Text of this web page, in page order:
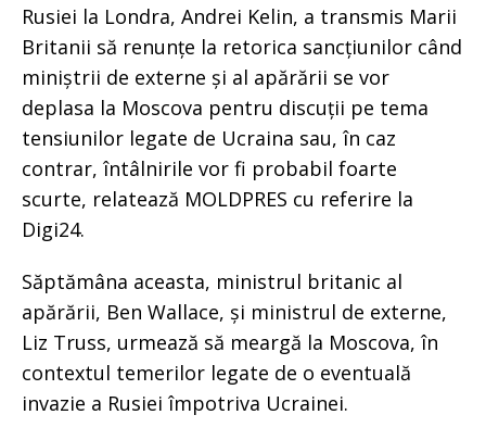
Rusiei la Londra, Andrei Kelin, a transmis Marii
Britanii să renunțe la retorica sancțiunilor când
miniștrii de externe și al apărării se vor
deplasa la Moscova pentru discuții pe tema
tensiunilor legate de Ucraina sau, în caz
contrar, întâlnirile vor fi probabil foarte
scurte, relatează MOLDPRES cu referire la
Digi24.
Săptămâna aceasta, ministrul britanic al
apărării, Ben Wallace, și ministrul de externe,
Liz Truss, urmează să meargă la Moscova, în
contextul temerilor legate de o eventuală
invazie a Rusiei împotriva Ucrainei.